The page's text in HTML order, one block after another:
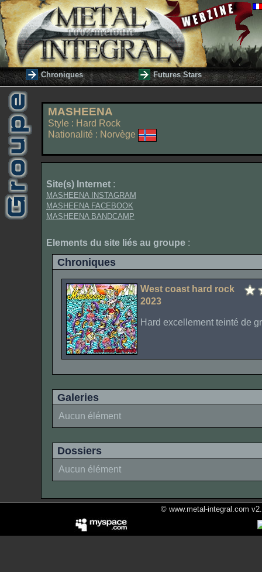
Chroniques Futures Stars
MASHEENA
Style : Hard Rock
Nationalité : Norvège
Site(s) Internet :
MASHEENA INSTAGRAM
MASHEENA FACEBOOK
MASHEENA BANDCAMP
Elements du site liés au groupe :
Chroniques
West coast hard rock
2023
Hard excellement teinté de
Galeries
Aucun élément
Dossiers
Aucun élément
© www.metal-integral.com